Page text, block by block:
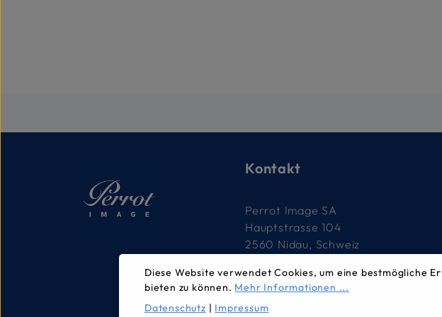
Kontakt
Perrot Image SA
Hauptstrasse 104
2560 Nidau, Schweiz
032 332 79 79
info@perrot-image.ch
Diese Website verwendet Cookies, um eine bestmögliche
bieten zu können. Mehr Informationen ...
Datenschutz | Impressum